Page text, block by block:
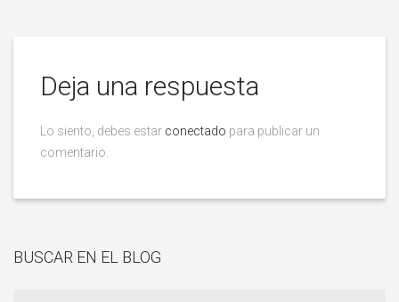
Deja una respuesta
Lo siento, debes estar conectado para publicar un
comentario.
BUSCAR EN EL BLOG